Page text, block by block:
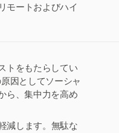
モートおよびハイ
トをもたらしてい
因としてソーシャ
ら、集中力を高め
減します。無駄な